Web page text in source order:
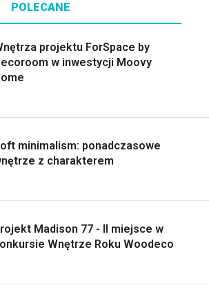
POLECANE
projektu ForSpace by
w inwestycji Moovy
minimalism: ponadczasowe
z charakterem
Madison 77 - II miejsce w
Wnętrze Roku Woodeco